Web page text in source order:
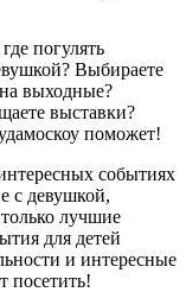
погулять
Выбираете
выходные?
выставки?
поможет!
событиях
с девушкой,
лучшие
для детей
и интересные
посетить!